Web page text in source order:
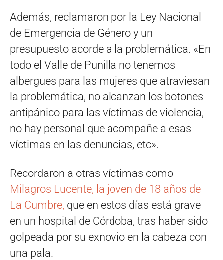
Además, reclamaron por la Ley Nacional
de Emergencia de Género y un
presupuesto acorde a la problemática. «En
todo el Valle de Punilla no tenemos
albergues para las mujeres que atraviesan
la problemática, no alcanzan los botones
antipánico para las víctimas de violencia,
no hay personal que acompañe a esas
víctimas en las denuncias, etc».
Recordaron a otras víctimas como
Milagros Lucente, la joven de 18 años de
La Cumbre, que en estos días está grave
en un hospital de Córdoba, tras haber sido
golpeada por su exnovio en la cabeza con
una pala.